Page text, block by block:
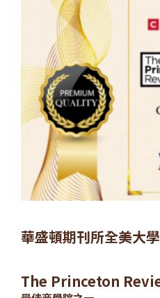
華盛頓期刊所全美大
The Princeton